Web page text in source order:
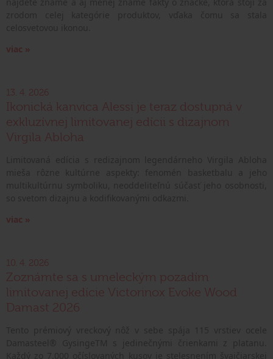
viac »
13. 4. 2026
Ikonická kanvica Alessi je teraz dostupná v
exkluzívnej limitovanej edícii s dizajnom
Virgila Abloha
viac »
10. 4. 2026
Zoznámte sa s umeleckým pozadím
limitovanej edície Victorinox Evoke Wood
Damast 2026